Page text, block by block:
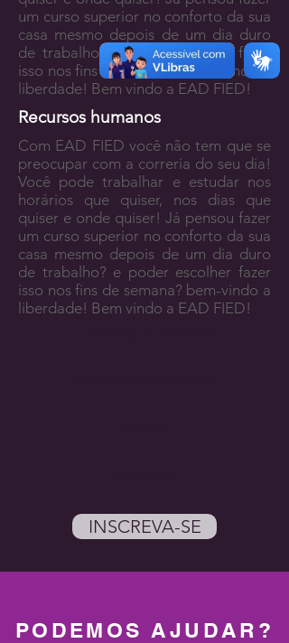
um curso superior no conforto da sua
casa mesmo depois de um dia duro
de trabalho? e poder escolher fazer
isso nos fins de semana? bem-vindo a
liberdade! Bem vindo a EAD FIED!
Recursos humanos
Com EAD FIED você não tem que se
preocupar com a correria do seu dia!
Você pode trabalhar e estudar nos
horários que quiser, nos dias que
quiser e onde quiser! Já pensou fazer
um curso superior no conforto da sua
casa mesmo depois de um dia duro
de trabalho? e poder escolher fazer
isso nos fins de semana? bem-vindo a
liberdade! Bem vindo a EAD FIED!
INSCREVA-SE
PODEMOS AJUDAR?